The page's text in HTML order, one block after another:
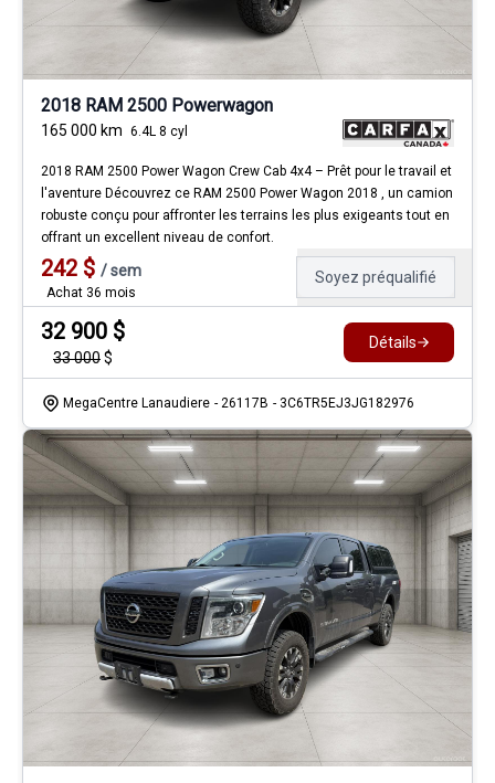
2018 RAM 2500 Powerwagon
165 000 km 6.4L 8 cyl
2018 RAM 2500 Power Wagon Crew Cab 4x4 – Prêt pour le travail et
l'aventure Découvrez ce RAM 2500 Power Wagon 2018 , un camion
robuste conçu pour affronter les terrains les plus exigeants tout en
offrant un excellent niveau de confort.
242 $ /sem
Achat 36 mois
Soyez préqualifié
32 900 $
33 000$
Détails
MegaCentre Lanaudiere - 26117B - 3C6TR5EJ3JG182976